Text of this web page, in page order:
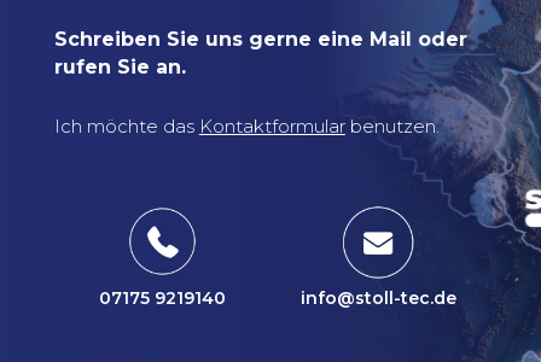
Schreiben Sie uns gerne eine Mail oder
rufen Sie an.
Ich möchte das Kontaktformular benutzen.
07175 9219140 info@stoll-tec.de